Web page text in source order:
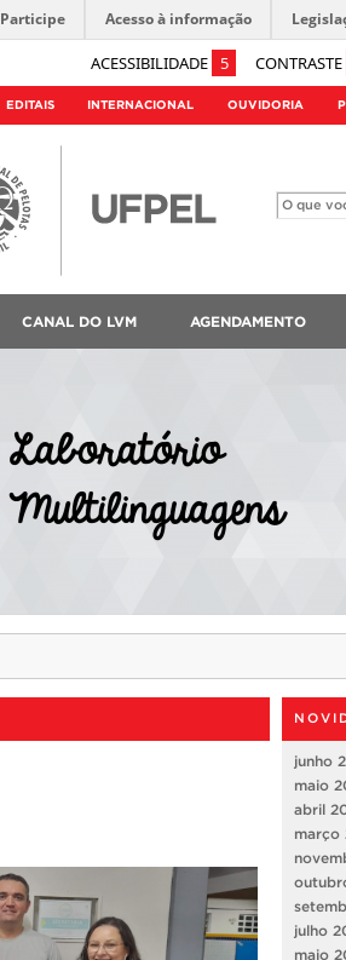
ACESSIBILIDADE 5 CONTRASTE
Participe Acesso à informação
EDITAIS INTERNACIONAL OUVIDORIA
CANAL DO LVM AGENDAMENTO
junho
maio
abril
março
julho
maio